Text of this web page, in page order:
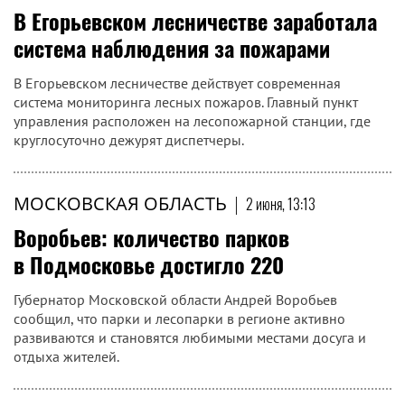
В Егорьевском лесничестве заработала
система наблюдения за пожарами
В Егорьевском лесничестве действует современная
система мониторинга лесных пожаров. Главный пункт
управления расположен на лесопожарной станции, где
круглосуточно дежурят диспетчеры.
МОСКОВСКАЯ ОБЛАСТЬ | 2 июня, 13:13
Воробьев: количество парков
в Подмосковье достигло 220
Губернатор Московской области Андрей Воробьев
сообщил, что парки и лесопарки в регионе активно
развиваются и становятся любимыми местами досуга и
отдыха жителей.